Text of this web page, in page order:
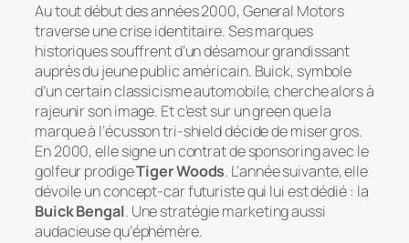
Au tout début des années 2000, General Motors
traverse une crise identitaire. Ses marques
historiques souffrent d’un désamour grandissant
auprès du jeune public américain. Buick, symbole
d’un certain classicisme automobile, cherche alors à
rajeunir son image. Et c’est sur un green que la
marque à l’écusson tri-shield décide de miser gros.
En 2000, elle signe un contrat de sponsoring avec le
golfeur prodigeTiger Woods. L’année suivante, elle
dévoile un concept-car futuriste qui lui est dédié : la
Buick Bengal. Une stratégie marketing aussi
audacieuse qu’éphémère.